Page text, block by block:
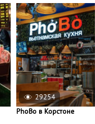
29254
PhoBo в Корстоне